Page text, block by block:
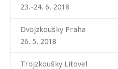
23.-24. 6. 2018
Dvojzkoušky Praha
26. 5. 2018
Trojzkoušky Litovel